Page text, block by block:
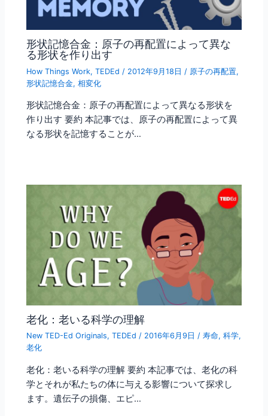
形状記憶合金：原子の再配置によって異な
る形状を作り出す
How Things Work,TEDEd / 2012年9月18日 / 原子の再配置,
形状記憶合金,相変化
形状記憶合金：原子の再配置によって異なる形状を
作り出す 要約 本記事では、原子の再配置によって異
なる形状を記憶することが…
老化：老いる科学の理解
New TED-Ed Originals,TEDEd / 2016年6月9日/寿命,科学,
老化
老化：老いる科学の理解 要約 本記事では、老化の科
学とそれが私たちの体に与える影響について探求し
ます。遺伝子の損傷、エピ…